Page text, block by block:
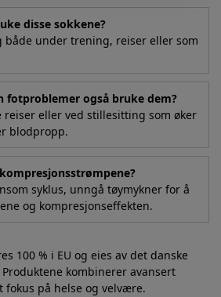
disse sokkene?
både under trening, reiser eller som
fotproblemer også bruke dem?
reiser eller ved stillesitting som øker
blodpropp.
syklus, unngå tøymykner for å
og kompresjonseffekten.
100 % i EU og eies av det danske
kombinerer avansert
fokus på helse og velvære.